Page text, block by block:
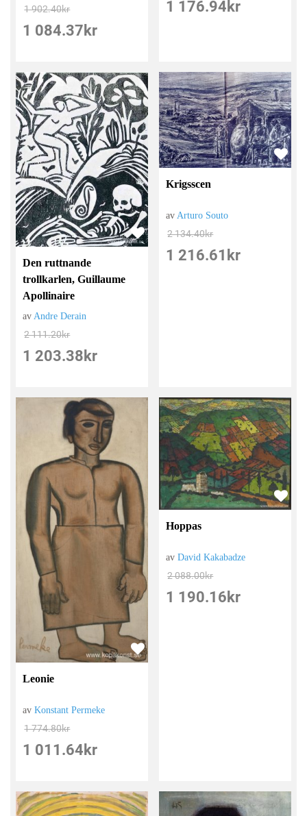
1 902.40kr
1 084.37 kr
1 176.94 kr
Den ruttnande
trollkarlen, Guillaume
Apollinaire
avAndre Derain
2 111.20kr
1 203.38 kr
Krigsscen
av Arturo Souto
2 134.40kr
1 216.61 kr
Leonie
avKonstant Permeke
1 774.80kr
1 011.64 kr
Hoppas
avDavid Kakabadze
2 088.00kr
1 190.16 kr